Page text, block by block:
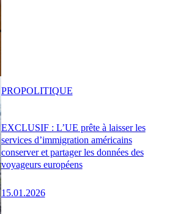
EXCLUSIF : L’UE prête à laisser les
services d’immigration américains
conserver et partager les données des
voyageurs européens
15.01.2026
PROPOLITIQUE